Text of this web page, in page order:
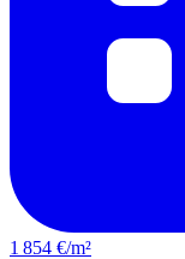
1 854 €/m²